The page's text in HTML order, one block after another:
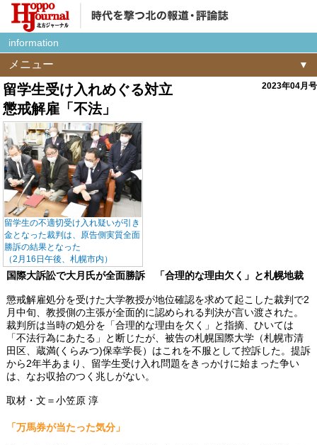
information
メニュー
留学生受け入れめぐる対立
懲戒解雇「不法」
2023年04月号
留学生の不適切受け入れ疑いが引き
金となった裁判は、原告側実質全面
勝訴の結果となった
（2月16日午後、札幌市内）
国際大訴訟で大月氏が全面勝訴 「合理的な理由欠く」と札幌地裁
懲戒解雇処分を受けた大学教授が地位確認を求めて起こした裁判で2
月中旬、教授側の主張が全面的に認められる判決が言い渡された。
裁判所は当時の処分を「合理的な理由を欠く」と指摘、ひいては
「不法行為にあたる」と断じたが、被告の札幌国際大学（札幌市清
田区、蔵満(くらみつ)保幸学長）はこれを不服として控訴した。提訴
から2年半あまり、留学生受け入れ問題をきっかけに始まった争い
は、なお収拾のつく兆しがない。
取材・文＝小笠原 淳
「万馬券が当たった気分」